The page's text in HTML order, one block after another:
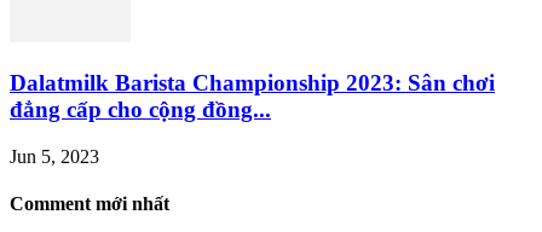
Dalatmilk Barista Championship 2023: Sân chơi
đẳng cấp cho cộng đồng...
Jun 5, 2023
Comment mới nhất